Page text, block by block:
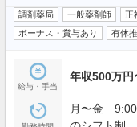
調剤薬局 一般薬剤師 正
ボーナス・賞与あり
有休
給与・手当
年収500万円
月〜金 9:00〜